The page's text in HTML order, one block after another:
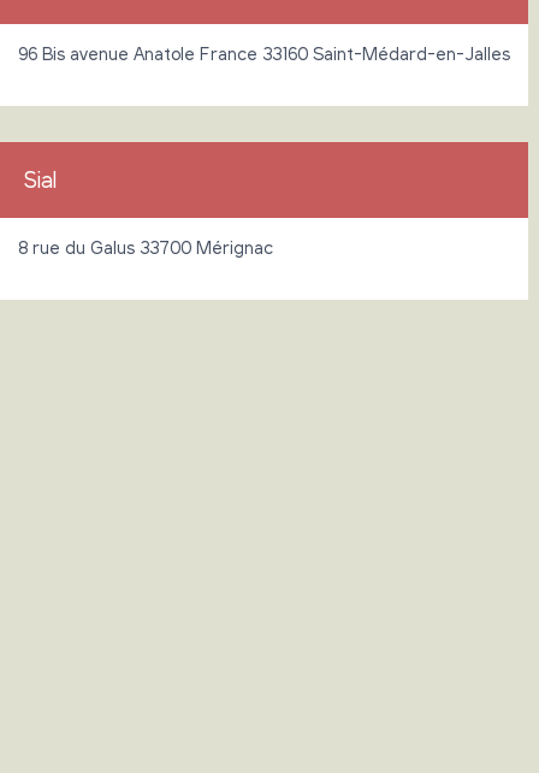
96 Bis avenue Anatole France 33160 Saint-Médard-en-Jalles
Sial
8 rue du Galus 33700 Mérignac